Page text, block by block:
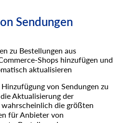
Sendungen
zu Bestellungen aus
Shops hinzufügen und
aktualisieren
von Sendungen zu
Aktualisierung der
die größten
für Anbieter von